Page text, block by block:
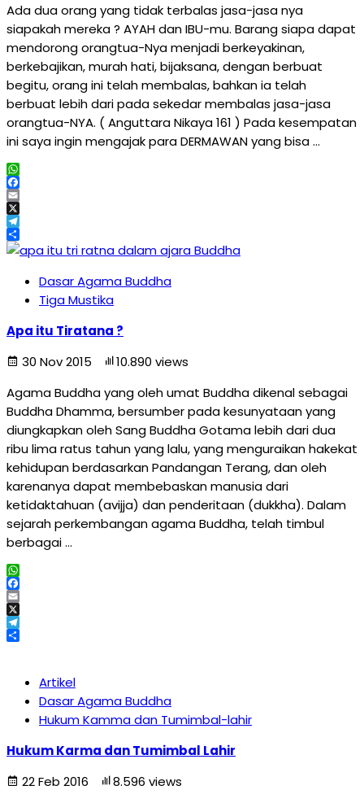
Ada dua orang yang tidak terbalas jasa-jasa nya
siapakah mereka ? AYAH dan IBU-mu. Barang siapa dapat
mendorong orangtua-Nya menjadi berkeyakinan,
berkebajikan, murah hati, bijaksana, dengan berbuat
begitu, orang ini telah membalas, bahkan ia telah
berbuat lebih dari pada sekedar membalas jasa-jasa
orangtua-NYA. ( Anguttara Nikaya 161 ) Pada kesempatan
ini saya ingin mengajak para DERMAWAN yang bisa …
WhatsApp
Facebook
Email
X
Telegram
Share
Dasar Agama Buddha
Tiga Mustika
Apa itu Tiratana ?
30 Nov 2015
10.890 views
Agama Buddha yang oleh umat Buddha dikenal sebagai
Buddha Dhamma, bersumber pada kesunyataan yang
diungkapkan oleh Sang Buddha Gotama lebih dari dua
ribu lima ratus tahun yang lalu, yang menguraikan hakekat
kehidupan berdasarkan Pandangan Terang, dan oleh
karenanya dapat membebaskan manusia dari
ketidaktahuan (avijja) dan penderitaan (dukkha). Dalam
sejarah perkembangan agama Buddha, telah timbul
berbagai …
WhatsApp
Facebook
Email
X
Telegram
Artikel
Dasar Agama Buddha
Hukum Kamma dan Tumimbal-lahir
Hukum Karma dan Tumimbal Lahir
22 Feb 2016
8.596 views